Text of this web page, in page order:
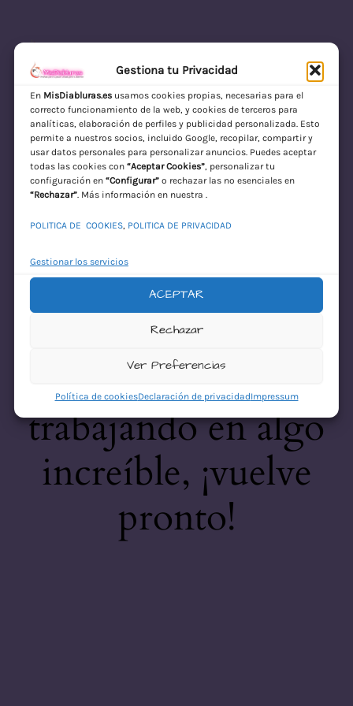
Gestiona tu Privacidad
En MisDiabluras.esusamos cookies propias, necesarias para el
correcto funcionamiento de la web, y cookies de terceros para
analíticas, elaboración de perfiles y publicidad personalizada. Esto
permite a nuestros socios, incluido Google, recopilar, compartir y
usar datos personales para personalizar anuncios. Puedes aceptar
todas las cookies con “Aceptar Cookies”, personalizar tu
configuración en “Configurar”o rechazar las no esenciales en
“Rechazar”. Más información en nuestra .
POLITICA DE COOKIES, POLITICA DE PRIVACIDAD
Gestionar los servicios
ACEPTAR
Rechazar
Ver Preferencias
Política de cookiesDeclaración de privacidadImpressum
MisDiabluras | Sexshop Online con Envío
Discreto en España
Acceder
¡Disculpa este
desastre! Estamos
trabajando en algo
increíble, ¡vuelve
pronto!